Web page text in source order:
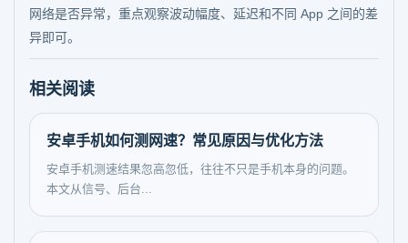
网络是否异常，重点观察波动幅度、延迟和不同 App 之间的差
异即可。
相关阅读
安卓手机如何测网速？常见原因与优化方法
安卓手机测速结果忽高忽低，往往不只是手机本身的问题。
本文从信号、后台...